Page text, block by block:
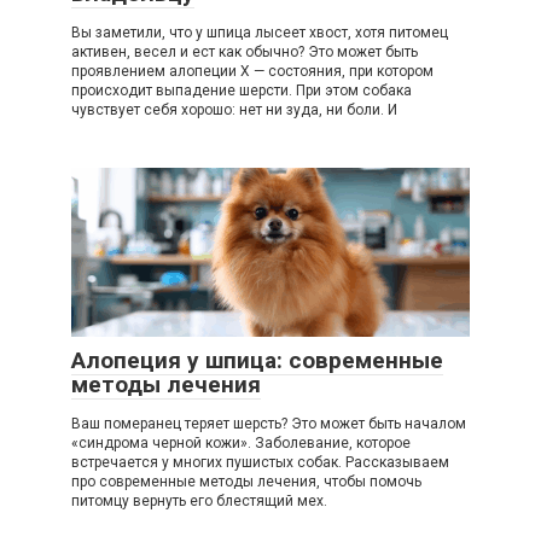
Вы заметили, что у шпица лысеет хвост, хотя питомец
активен, весел и ест как обычно? Это может быть
проявлением алопеции X — состояния, при котором
происходит выпадение шерсти. При этом собака
чувствует себя хорошо: нет ни зуда, ни боли. И
Алопеция у шпица: современные
методы лечения
Ваш померанец теряет шерсть? Это может быть началом
«синдрома черной кожи». Заболевание, которое
встречается у многих пушистых собак. Рассказываем
про современные методы лечения, чтобы помочь
питомцу вернуть его блестящий мех.